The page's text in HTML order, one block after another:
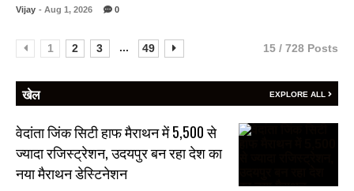
Vijay - Aug 1, 2026 0
1 2 3 ... 49 15 / 728 Posts
खेल EXPLORE ALL
वेदांता जिंक सिटी हाफ मैराथन में 5,500 से
ज्यादा रजिस्ट्रेशन, उदयपुर बन रहा देश का
नया मैराथन डेस्टिनेशन